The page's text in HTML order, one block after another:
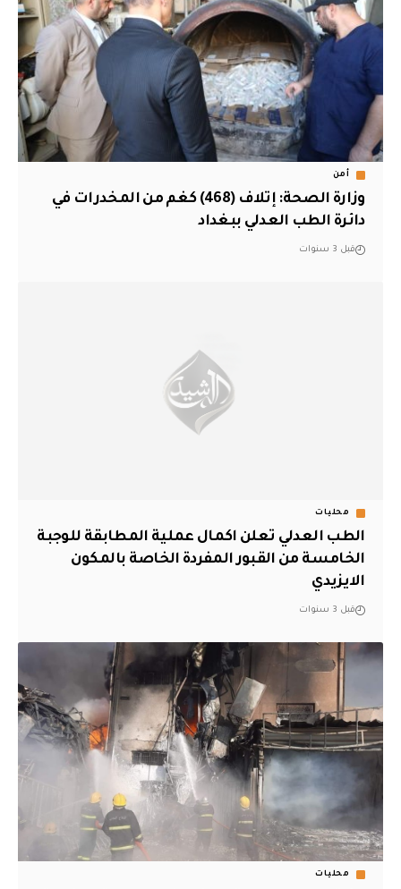
أمن
وزارة الصحة: إتلاف (468) كغم من المخدرات في
دائرة الطب العدلي ببغداد
قبل 3 سنوات
محليات
الطب العدلي تعلن اكمال عملية المطابقة للوجبة
الخامسة من القبور المفردة الخاصة بالمكون
الايزيدي
قبل 3 سنوات
محليات